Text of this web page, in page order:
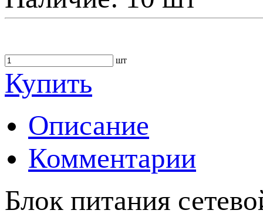
шт
Купить
Описание
Комментарии
Блок питания